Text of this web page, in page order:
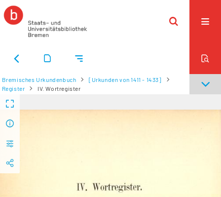
Bremisches Urkundenbuch
[Urkunden von 1411 - 1433]
Register
IV. Wortregister